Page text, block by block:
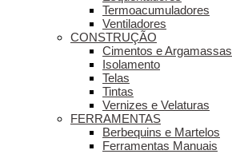
Termoacumuladores
Ventiladores
CONSTRUÇÃO
Cimentos e Argamassas
Isolamento
Telas
Tintas
Vernizes e Velaturas
FERRAMENTAS
Berbequins e Martelos
Ferramentas Manuais